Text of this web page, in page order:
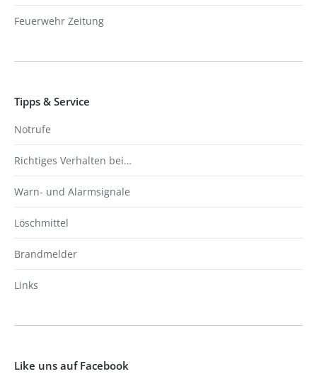
Feuerwehr Zeitung
Tipps & Service
Notrufe
Richtiges Verhalten bei…
Warn- und Alarmsignale
Löschmittel
Brandmelder
Links
Like uns auf Facebook